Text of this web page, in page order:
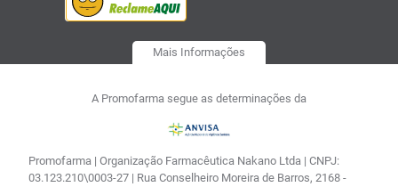
Mais Informações
A Promofarma segue as determinações da
Promofarma | Organização Farmacêutica Nakano Ltda | CNPJ:
03.123.210\0003-27 | Rua Conselheiro Moreira de Barros, 2168 -